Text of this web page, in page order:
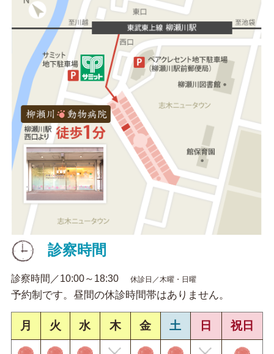
診察時間
診察時間／10:00～18:30 休診日／木曜・日曜
予約制です。昼間の休診時間帯はありません。
月 火 水 木 金 土 日 祝日